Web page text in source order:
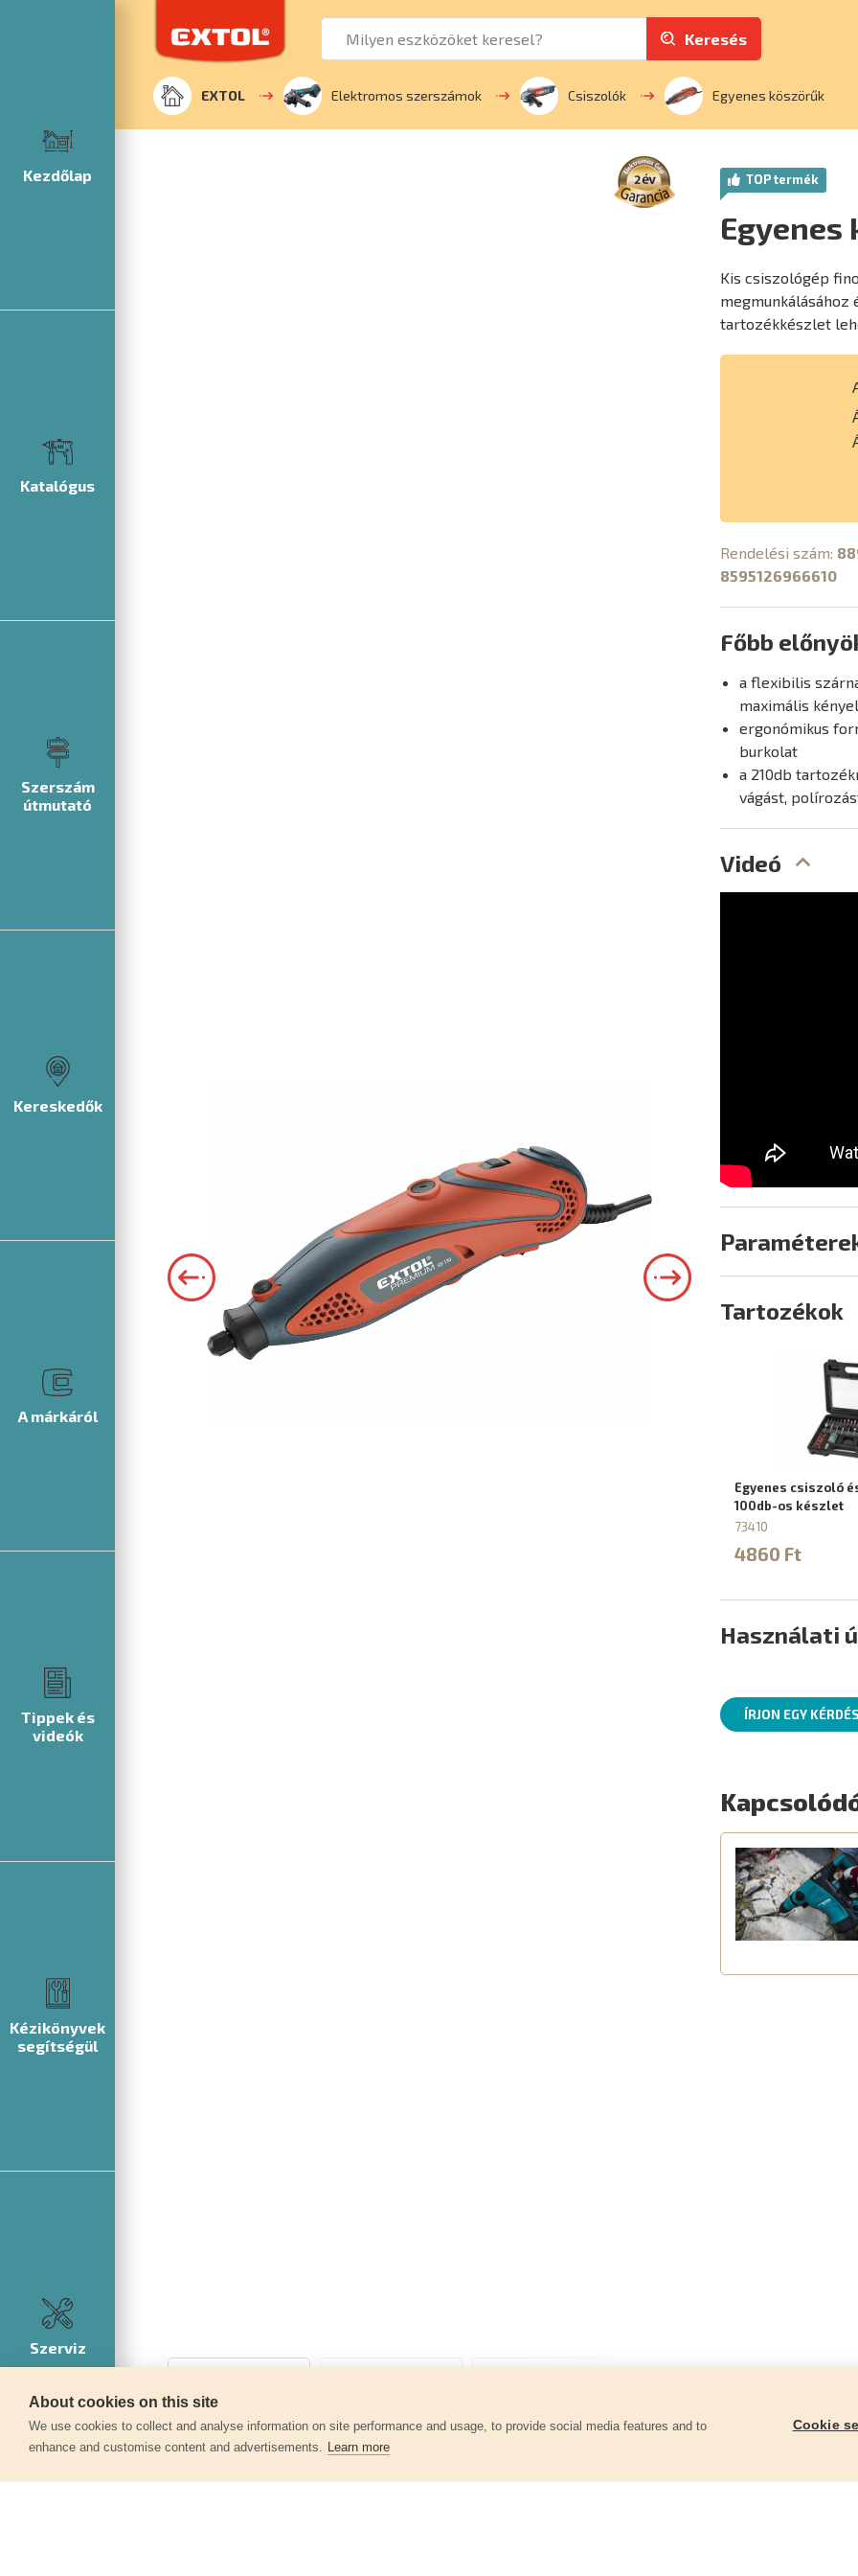
Kezdőlap
Katalógus
Szerszám
útmutató
Kereskedők
A márkáról
Tippek és
videók
Kézikönyvek
segítségül
Szerviz
Keresés
EXTOL Elektromos szerszámok Csiszolók Egyenes köszörűk
TOP termék
Egyenes
Kis csiszológép
megmunkálásához
tartozékkészlet
Rendelési szám:
8595126966610
Főbb
a flexibilis
maximális
ergonómikus
burkolat
a 210db
vágást,
Videó
Tartozékok
Egyenes csiszoló
100db-os készlet
73410
4860 Ft
Használati
ÍRJON EGY
About cookies on this site
We use cookies to collect and analyse information on site performance and usage, to provide social media features and to
enhance and customise content and advertisements. Learn more
Cookie